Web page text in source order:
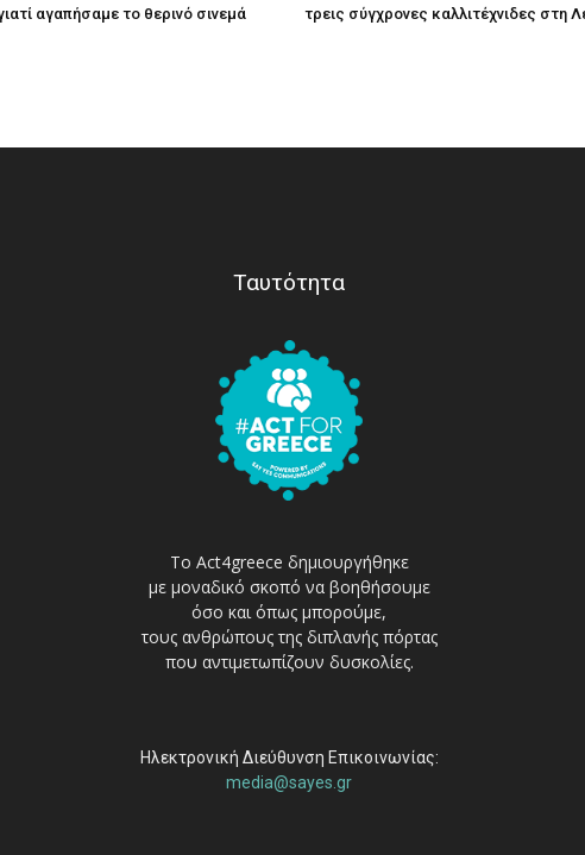
αγαπήσαμε το θερινό σινεμά
τρεις σύγχρονες καλλιτέχνιδες στη
Ταυτότητα
Το Act4greece δημιουργήθηκε
με μοναδικό σκοπό να βοηθήσουμε
όσο και όπως μπορούμε,
τους ανθρώπους της διπλανής πόρτας
που αντιμετωπίζουν δυσκολίες.
Ηλεκτρονική Διεύθυνση Επικοινωνίας:
media@sayes.gr